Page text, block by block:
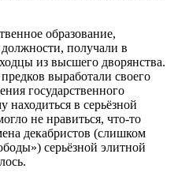
образование,
получали в
из высшего дворянства.
выработали своего
государственного
в серьёзной
не нравиться, что-то
декабристов (слишком
серьёзной элитной